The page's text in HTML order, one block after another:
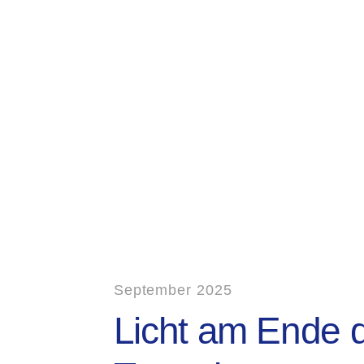
September 2025
Licht am Ende